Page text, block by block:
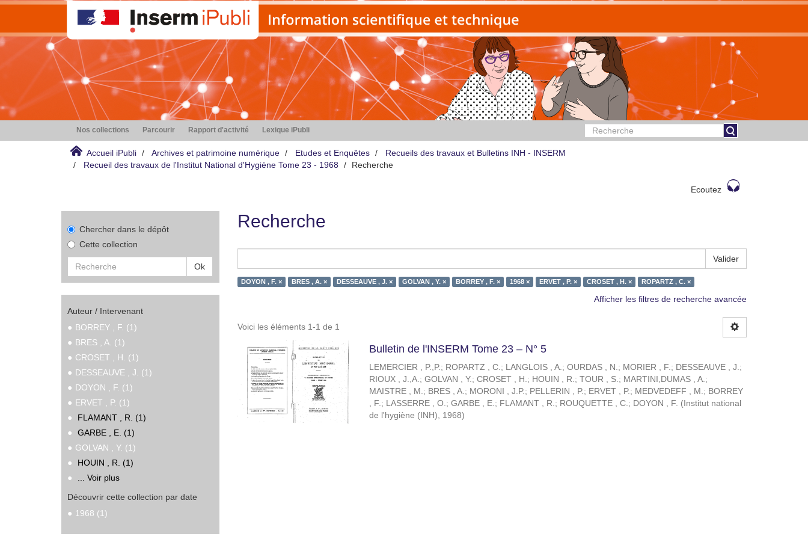
Nos collections Parcourir Rapport d'activité Lexique iPubli
Accueil iPubli Archives et patrimoine numérique Etudes et Enquêtes
Recueils des travaux et Bulletins INH - INSERM
Recueil des travaux de l'Institut National d'Hygiène Tome 23 - 1968
Recherche
Ecoutez
Chercher dans le dépôt
Cette collection
Ok
Auteur / Intervenant
BORREY , F. (1)
BRES , A. (1)
CROSET , H. (1)
DESSEAUVE , J. (1)
DOYON , F. (1)
ERVET , P. (1)
FLAMANT , R. (1)
GARBE , E. (1)
GOLVAN , Y. (1)
HOUIN , R. (1)
... Voir plus
Découvrir cette collection par date
1968 (1)
Recherche
Valider
DOYON , F. × BRES , A. × DESSEAUVE , J. × GOLVAN , Y. × BORREY , F. × 1968 × ERVET , P. × CROSET , H. × ROPARTZ , C. ×
Afficher les filtres de recherche avancée
Voici les éléments 1-1 de 1
Bulletin de l'INSERM Tome 23 – N° 5
LEMERCIER , P.,P.; ROPARTZ , C.; LANGLOIS , A.; OURDAS , N.; MORIER , F.; DESSEAUVE , J.;
RIOUX , J.,A.; GOLVAN , Y.; CROSET , H.; HOUIN , R.; TOUR , S.; MARTINI,DUMAS , A.;
MAISTRE , M.; BRES , A.; MORONI , J.P.; PELLERIN , P.; ERVET , P.; MEDVEDEFF , M.; BORREY
, F.; LASSERRE , O.; GARBE , E.; FLAMANT , R.; ROUQUETTE , C.; DOYON , F. (Institut national
de l'hygiène (INH), 1968)